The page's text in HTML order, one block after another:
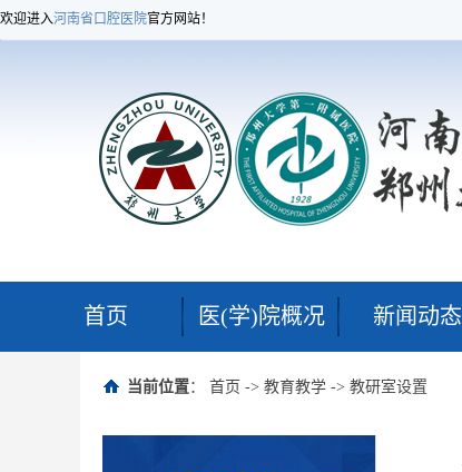
欢迎进入河南省口腔医院官方网站！
首页 医(学)院概况 新闻动态
当前位置： 首页 -> 教育教学 -> 教研室设置